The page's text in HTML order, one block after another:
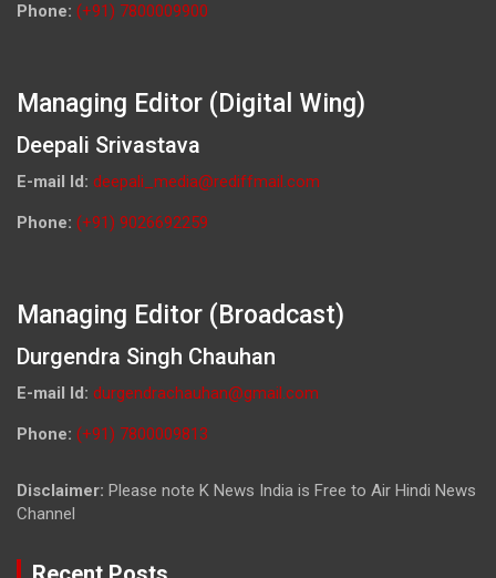
Phone: (+91) 7800009900
Managing Editor (Digital Wing)
Deepali Srivastava
E-mail Id: deepali_media@rediffmail.com
Phone: (+91) 9026692259
Managing Editor (Broadcast)
Durgendra Singh Chauhan
E-mail Id: durgendrachauhan@gmail.com
Phone: (+91) 7800009813
Disclaimer: Please note K News India is Free to Air Hindi News
Channel